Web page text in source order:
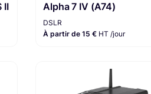
II Alpha 7 IV (A74)
DSLR
À partir de 15 € HT /jour